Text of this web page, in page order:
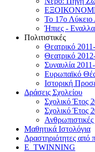
Το 17ο Λύκειο
Ήπιες -
Πολιτιστικές
Θεατρικό
Θεατρικό
Συναυλία
Ευρωπαϊκό
Ιστορική
Δράσεις Σχολείου
Σχολικό Έτος
Σχολικό Έτος
Μαθητικά Ιστολόγια
Δραστηριότητες από
E_TWINNING